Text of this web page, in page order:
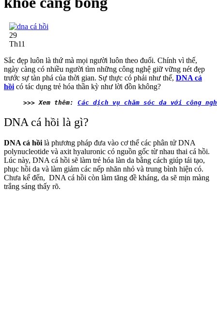
29
Th11
Sắc đẹp luôn là thứ mà mọi người luôn theo đuổi. Chính vì thế,
ngày càng có nhiều người tìm những công nghệ giữ vững nét đẹp
trước sự tàn phá của thời gian. Sự thực có phải như thế, DNA cá
hồi có tác dụng trẻ hóa thần kỳ như lời đồn không?
>>> Xem thêm: Các dịch vụ chăm sóc da với công
DNA cá hồi là gì?
DNA cá hồi là phương pháp đưa vào cơ thể các phân tử DNA
polynucleotide và axit hyaluronic có nguồn gốc từ nhau thai cá hồi.
Lúc này, DNA cá hồi sẽ làm trẻ hóa làn da bằng cách giúp tái tạo,
phục hồi da và làm giảm các nếp nhăn nhỏ và trung bình hiện có.
Chưa kể đến, DNA cá hồi còn làm tăng đề kháng, da sẽ mịn màng
trắng sáng thấy rõ.